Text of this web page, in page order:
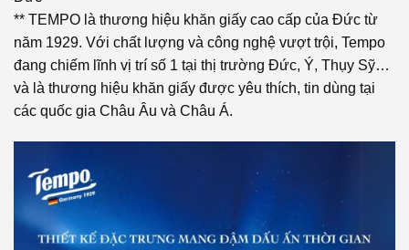
** TEMPO là thương hiệu khăn giấy cao cấp của Đức từ
năm 1929. Với chất lượng và công nghệ vượt trội, Tempo
đang chiếm lĩnh vị trí số 1 tại thị trường Đức, Ý, Thụy Sỹ…
và là thương hiệu khăn giấy được yêu thích, tin dùng tại
các quốc gia Châu Âu và Châu Á.